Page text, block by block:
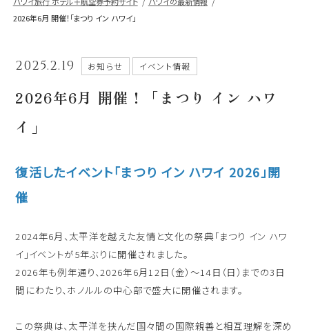
2026年6月 開催！「まつり イン ハワイ」
2025.2.19 お知らせ イベント情報
2026年6月 開催！「まつり イン ハワ
イ」
復活したイベント「まつり イン ハワイ 2026」開
催
2024年6月、太平洋を越えた友情と文化の祭典「まつり イン ハワ
イ」イベントが5年ぶりに開催されました。
2026年も例年通り、2026年6月12日（金）～14日（日）までの3日
間にわたり、ホノルルの中心部で盛大に開催されます。
この祭典は、太平洋を挟んだ国々間の国際親善と相互理解を深め
モアナサーフライダー
シェラトン・プリンセスカイウラニ・ワイ
キキ・ビーチ
シェラトン・マウイ・リゾート＆スパ
5つの特徴
よくあるご質問
座席クラス
2026年8月28日(金)
泊数 部屋数
大人2名/子供0名/添い寝0名/幼児0名